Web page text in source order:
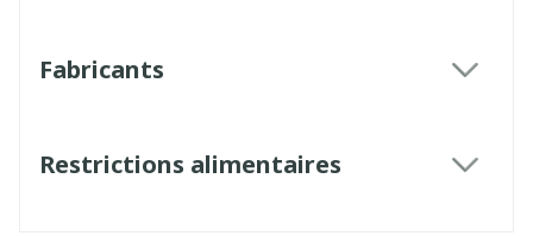
Fabricants
Restrictions alimentaires